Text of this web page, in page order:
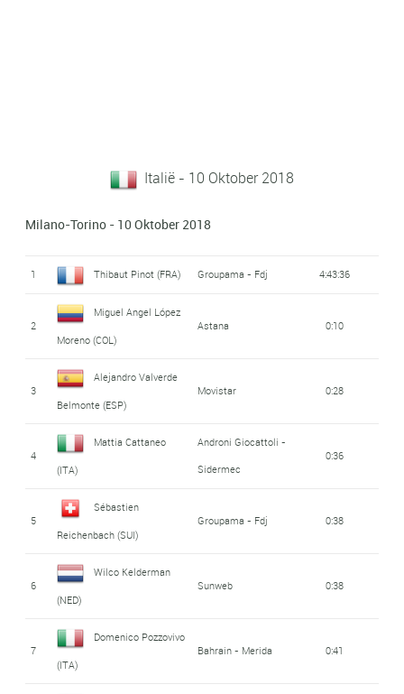
Italië - 10 Oktober 2018
Milano-Torino - 10 Oktober 2018
1 Thibaut Pinot (FRA) Groupama - Fdj 4:43:36
2
Miguel Angel López
Moreno (COL)
Astana 0:10
3
Alejandro Valverde
Belmonte (ESP)
Movistar 0:28
4
Mattia Cattaneo
(ITA)
Androni Giocattoli -
Sidermec
0:36
5
Sébastien
Reichenbach (SUI)
Groupama - Fdj 0:38
6
Wilco Kelderman
(NED)
Sunweb 0:38
7
Domenico Pozzovivo
(ITA)
Bahrain - Merida 0:41